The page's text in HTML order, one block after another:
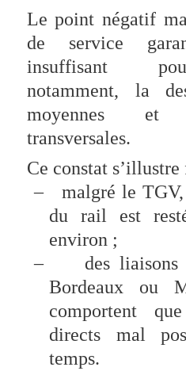
Le point négatif
de service
insuffisant
notamment, la
moyennes et
transversales.
Ce constat
–
malgré le
du rail est
environ ;
–
des
Bordeaux ou
comportent
directs mal
temps.